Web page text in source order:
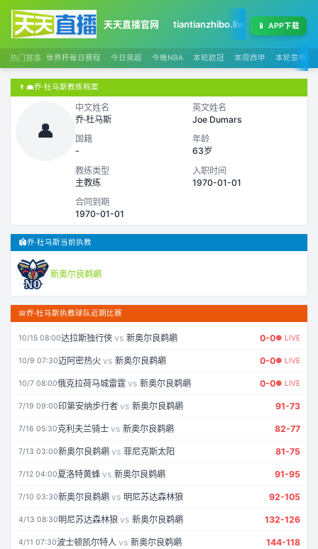
天天直播官网 tiantianzhibo.live 天天足球赛程
📱 APP下载
热门赛事 世界杯每日赛程 今日英超 今晚NBA 本轮欧冠 本周西甲 本轮意甲
👨‍💼乔·杜马斯教练档案
👤
中文姓名
乔·杜马斯
英文姓名
Joe Dumars
国籍
-
年龄
63岁
教练类型
主教练
入职时间
1970-01-01
合同到期
1970-01-01
🏟️乔·杜马斯当前执教
新奥尔良鹈鹕
📅乔·杜马斯执教球队近期比赛
10/15 08:00达拉斯独行侠 vs 新奥尔良鹈鹕 0-0● LIVE
10/9 07:30迈阿密热火 vs 新奥尔良鹈鹕 0-0● LIVE
10/7 08:00俄克拉荷马城雷霆 vs 新奥尔良鹈鹕 0-0● LIVE
7/19 09:00印第安纳步行者 vs 新奥尔良鹈鹕 91-73
7/16 05:30克利夫兰骑士 vs 新奥尔良鹈鹕 82-77
7/13 03:00新奥尔良鹈鹕 vs 菲尼克斯太阳 81-75
7/12 04:00夏洛特黄蜂 vs 新奥尔良鹈鹕 91-95
7/10 03:30新奥尔良鹈鹕 vs 明尼苏达森林狼 92-105
4/13 08:30明尼苏达森林狼 vs 新奥尔良鹈鹕 132-126
4/11 07:30波士顿凯尔特人 vs 新奥尔良鹈鹕 144-118